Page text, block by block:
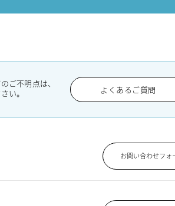
ご不明点は、
い。
よくあるご質問
お問い合わせフォ